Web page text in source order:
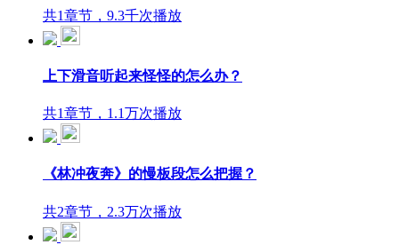
共1章节，9.3千次播放
上下滑音听起来怪怪的怎么办？
共1章节，1.1万次播放
《林冲夜奔》的慢板段怎么把握？
共2章节，2.3万次播放